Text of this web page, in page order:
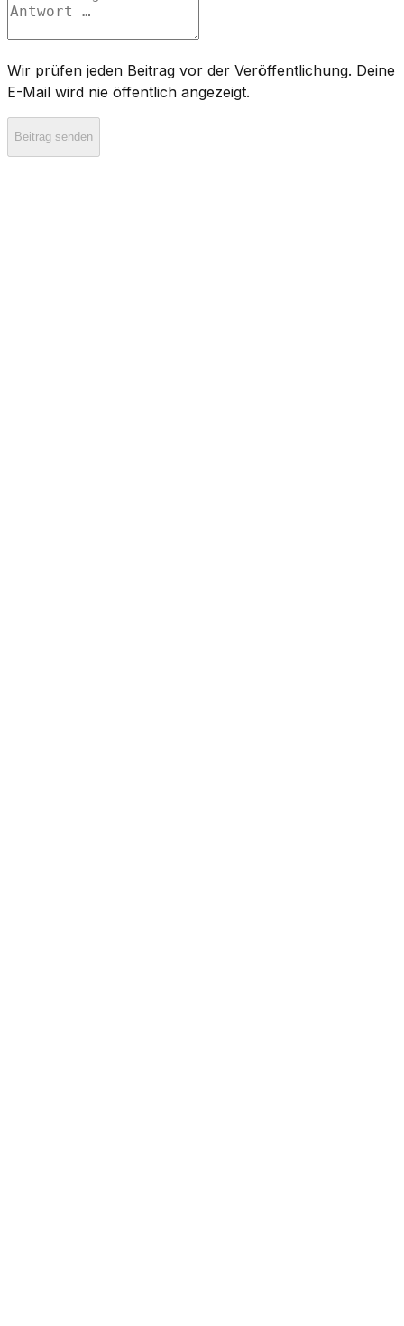
Wir prüfen jeden Beitrag vor der Veröffentlichung. Deine
E-Mail wird nie öffentlich angezeigt.
Beitrag senden